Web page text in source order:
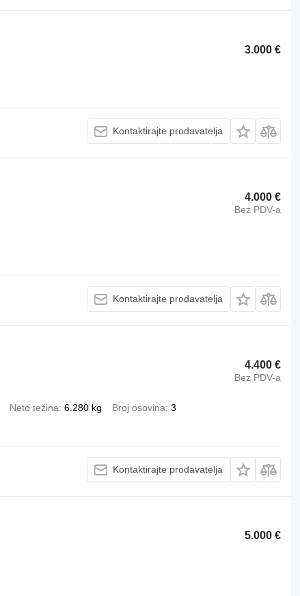
3.000 €
Kontaktirajte prodavatelja
4.000 €
Bez PDV-a
Kontaktirajte prodavatelja
4.400 €
Bez PDV-a
Neto težina 6.280 kg Broj osovina 3
Kontaktirajte prodavatelja
5.000 €